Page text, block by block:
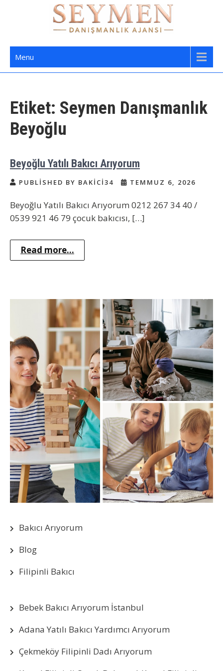
Seymen Danışmanlık | Yatılı Bakıcı,
Dadı,
Menu
Etiket: Seymen Danışmanlık
Beyoğlu
Beyoğlu Yatılı Bakıcı Arıyorum
PUBLISHED BY BAKICI34 TEMMUZ 6, 2026
Beyoğlu Yatılı Bakıcı Arıyorum 0212 267 34 40 /
0539 921 46 79 çocuk bakıcısı, […]
Read more...
Bakıcı Arıyorum
Blog
Filipinli Bakıcı
Bebek Bakıcı Arıyorum İstanbul
Adana Yatılı Bakıcı Yardımcı Arıyorum
Çekmeköy Filipinli Dadı Arıyorum